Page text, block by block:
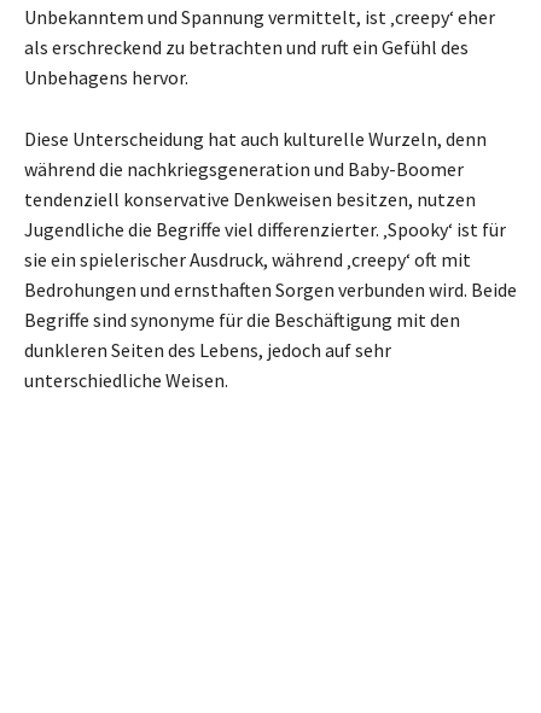
Unbekanntem und Spannung vermittelt, ist ‚creepy‘ eher
als erschreckend zu betrachten und ruft ein Gefühl des
Unbehagens hervor.
Diese Unterscheidung hat auch kulturelle Wurzeln, denn
während die nachkriegsgeneration und Baby-Boomer
tendenziell konservative Denkweisen besitzen, nutzen
Jugendliche die Begriffe viel differenzierter. ‚Spooky‘ ist für
sie ein spielerischer Ausdruck, während ‚creepy‘ oft mit
Bedrohungen und ernsthaften Sorgen verbunden wird. Beide
Begriffe sind synonyme für die Beschäftigung mit den
dunkleren Seiten des Lebens, jedoch auf sehr
unterschiedliche Weisen.